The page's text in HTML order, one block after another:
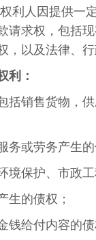
利人因提供一
请求权，包括
以及法律、
利：
括销售货物，
务或劳务产生的
境保护、市政
生的债权；
钱给付内容的债